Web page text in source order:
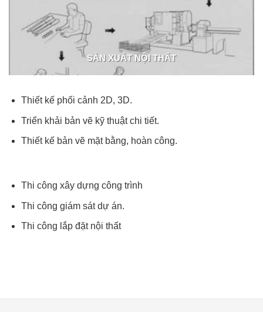
SẢN XUẤT NỘI THẤT
Thiết kế phối cảnh 2D, 3D.
Triển khải bản vẽ kỹ thuật chi tiết.
Thiết kế bản vẽ mặt bằng, hoàn công.
Thi công xây dựng công trình
Thi công giám sát dự án.
Thi công lắp đặt nội thất